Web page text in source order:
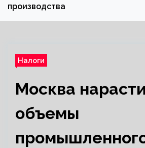
производства
Налоги
Москва
объемы